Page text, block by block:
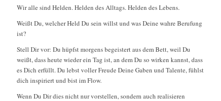
Wir alle sind Helden. Helden des Alltags. Helden des Lebens.
Weißt Du, welcher Held Du sein willst und was Deine wahre Berufung
ist?
Stell Dir vor: Du hüpfst morgens begeistert aus dem Bett, weil Du
weißt, dass heute wieder ein Tag ist, an dem Du so wirken kannst, dass
es Dich erfüllt. Du lebst voller Freude Deine Gaben und Talente, fühlst
dich inspiriert und bist im Flow.
Wenn Du Dir dies nicht nur vorstellen, sondern auch realisieren